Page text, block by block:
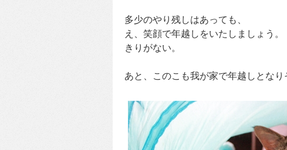
多少のやり残しはあっても、
え、笑顔で年越しをいたしましょう。
きりがない。
あと、このこも我が家で年越しとなり